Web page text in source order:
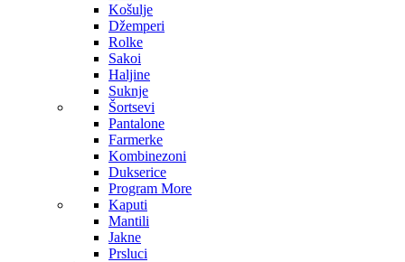
Košulje
Džemperi
Rolke
Sakoi
Haljine
Suknje
Šortsevi
Pantalone
Farmerke
Kombinezoni
Dukserice
Program More
Kaputi
Mantili
Jakne
Prsluci